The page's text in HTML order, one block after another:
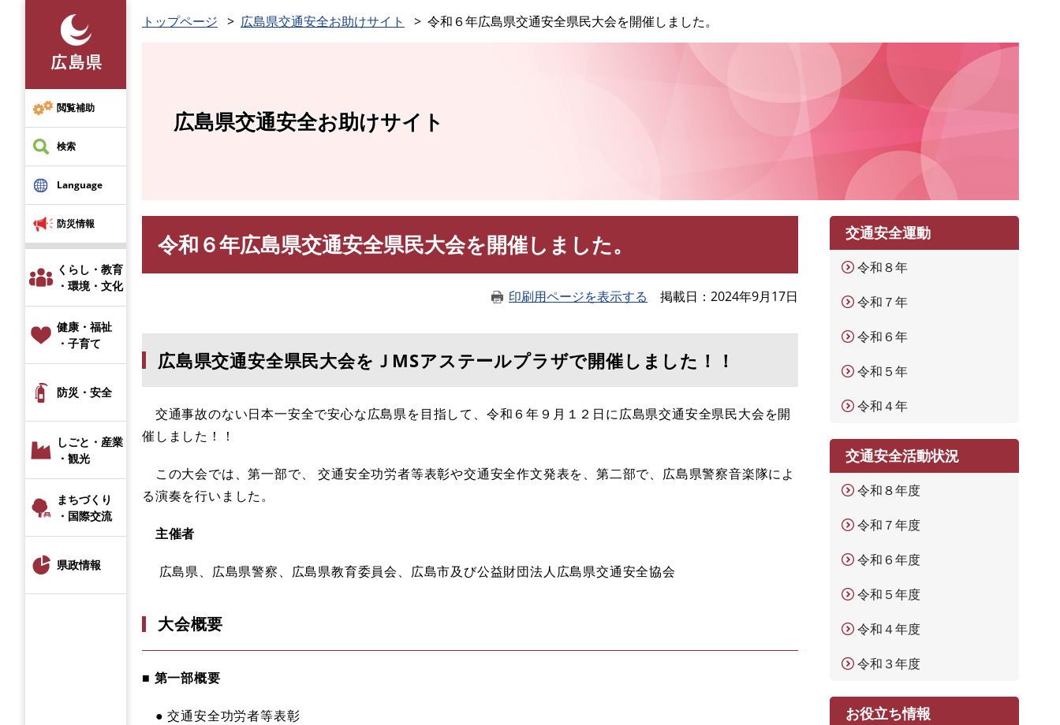
先
頭
で
す
閲覧補助
検索
Language
防災情報
くらし・教育
・環境・文化
健康・福祉
・子育て
防災・安全
しごと・産業
・観光
まちづくり
・国際交流
県政情報
トップページ 広島県交通安全お助けサイト 令和６年広島県交通安全県民大会を開催しました。
広島県交通安全お助けサイト
令和６年広島県交通安全県民大会を開催しました。
印刷用ページを表示する 掲載日 2024年9月17日
広島県交通安全県民大会をＪMSアステールプラザで開催しました！！
交通事故のない日本一安全で安心な広島県を目指して、令和６年９月１２日に広島県交通安全県民大会を開
催しました！！
この大会では、第一部で、 交通安全功労者等表彰や交通安全作文発表を、 第二部で、広島県警察音楽隊によ
る演奏を行いました。
主催者
広島県、広島県警察、広島県教育委員会、広島市及び公益財団法人広島県交通安全協会
大会概要
■ 第一部概要
● 交通安全功労者等表彰
交通安全運動
令和８年
令和７年
令和６年
令和５年
令和４年
交通安全活動状況
令和８年度
令和７年度
令和６年度
令和５年度
令和４年度
令和３年度
お役立ち情報